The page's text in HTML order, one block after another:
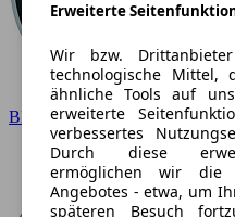
BMW
Erweiterte
Wir bzw.
technologische Mittel,
ähnliche Tools auf
erweiterte
verbessertes
Durch diese
ermöglichen wir die
Angebotes - etwa, um
späteren Besuch